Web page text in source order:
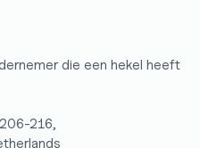
die een hekel heeft
216,